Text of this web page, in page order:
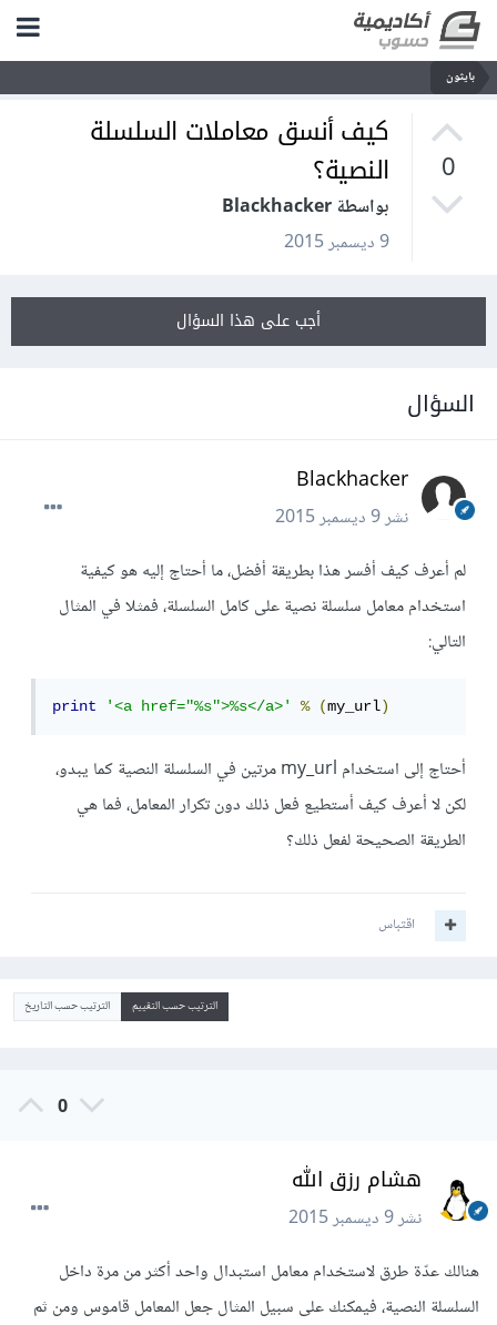
بايثون
0
كيف أنسق معاملات السلسلة
النصية؟
بواسطة Blackhacker
9 ديسمبر 2015
أجب على هذا السؤال
السؤال
Blackhacker
نشر9 ديسمبر 2015
لم أعرف كيف أفسر هذا بطريقة أفضل، ما أحتاج إليه هو كيفية
استخدام معامل سلسلة نصية على كامل السلسلة، فمثلا في المثال
التالي:
print '<a href="%s">%s</a>' % (my_url)
أحتاج إلى استخدام my_url مرتين في السلسلة النصية كما يبدو،
لكن لا أعرف كيف أستطيع فعل ذلك دون تكرار المعامل، فما هي
الطريقة الصحيحة لفعل ذلك؟
اقتباس
الترتيب حسب التقييم الترتيب حسب التاريخ
0
هشام رزق الله
نشر9 ديسمبر 2015
هنالك عدّة طرق لاستخدام معامل استبدال واحد أكثر من مرة داخل
السلسلة النصية، فيمكنك على سبيل المثال جعل المعامل قاموس ومن ثم